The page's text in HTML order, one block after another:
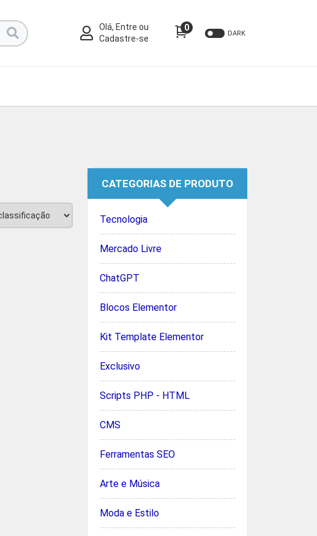
Olá, Entre ou
Cadastre-se
0
DARK
CATEGORIAS DE PRODUTO
Tecnologia
Mercado Livre
ChatGPT
Blocos Elementor
Kit Template Elementor
Exclusivo
Scripts PHP - HTML
CMS
Ferramentas SEO
Arte e Música
Moda e Estilo